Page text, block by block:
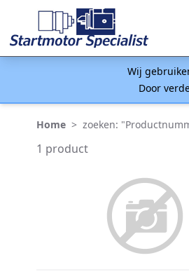
Wij
Door
Home > zoeken:
1 product